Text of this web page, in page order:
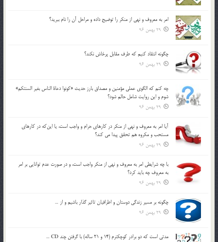
امر به معروف و نهي از منكر را توضيح داده و مراحل آن را نام ببريد؟
29 بهمن 96
چگونه انتقاد كنيم كه طرف مقابل پرخاش نكند؟
29 بهمن 96
چه كنم كه الگوي عملي مؤمنين و مصداق بارز حديث «كونوا دعاة الناس بغير السنتكم»
شوم و اين روايت شامل حالم شود؟
29 بهمن 96
آيا امر به معروف و نهي از منكر در كارهاي حرام و واجب است، يا اين‌كه در كارهاي
مستحب و مكروه هم تحقق پيدا مي كند؟
29 بهمن 96
با چه شرايطي امر به معروف و نهي از منکر واجب است، و در صورت عدم توانايي بر امر
به معروف چه بايد کرد؟
29 بهمن 96
چگونه بر مسير زندگي دوستان و اطرافيان تاثير گذار باشيم و از …
29 بهمن 96
مدتي است كه دو برادر كوچكترم (14 و 21 ساله) با گرفتن چند CD …